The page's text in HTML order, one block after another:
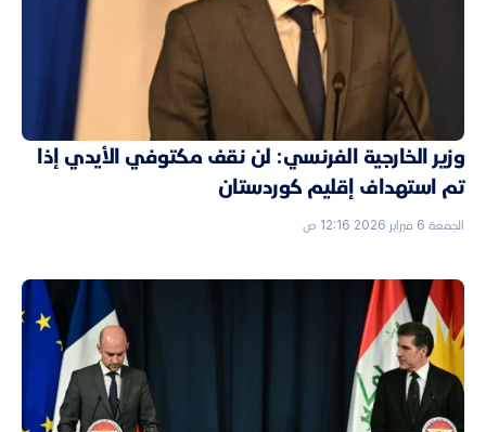
وزير الخارجية الفرنسي: لن نقف مكتوفي الأيدي إذا
تم استهداف إقليم كوردستان
الجمعة 6 فبراير 2026 12:16 ص